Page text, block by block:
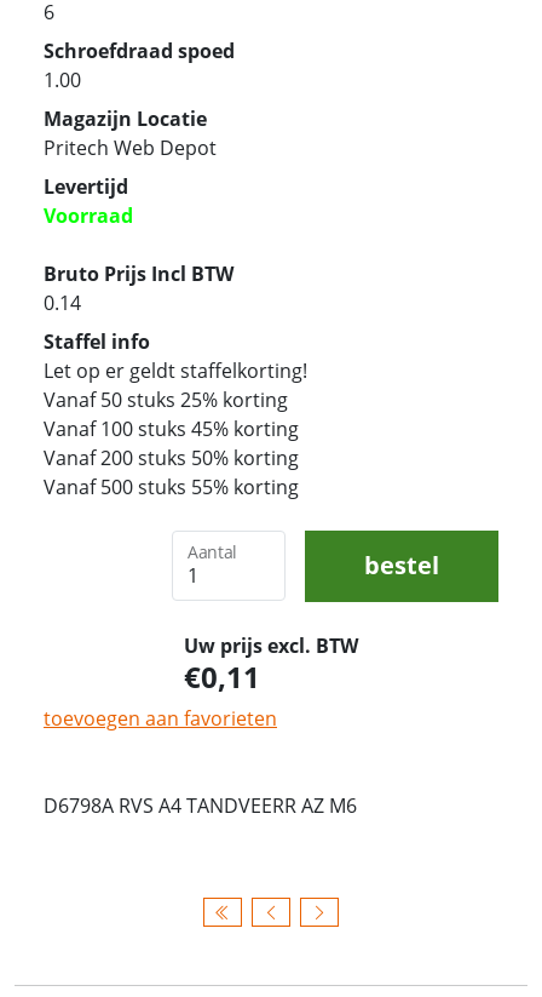
6
Schroefdraad spoed
1.00
Magazijn Locatie
Pritech Web Depot
Levertijd
Voorraad
Bruto Prijs Incl BTW
0.14
Staffel info
Let op er geldt staffelkorting!
Vanaf 50 stuks 25% korting
Vanaf 100 stuks 45% korting
Vanaf 200 stuks 50% korting
Vanaf 500 stuks 55% korting
Aantal bestel
Uw prijs excl. BTW
0,11
toevoegen aan favorieten
D6798A RVS A4 TANDVEERR AZ M6